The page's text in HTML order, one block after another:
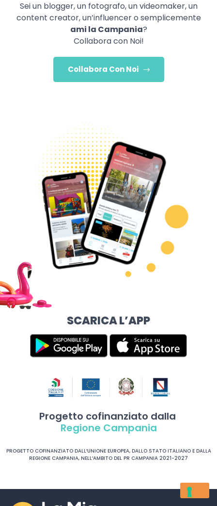
Sei un blogger, un fotografo, un videomaker, un
content creator, un’influencer o semplicemente
ami la Campania?
Collabora con Noi!
Collabora Con Noi
SCARICA L’APP
Progetto cofinanziato dalla
Regione Campania
PROGETTO COFINANZIATO DALL’UNIONE EUROPEA, DALLO STATO ITALIANO E DALLA
REGIONE CAMPANIA, NELL’AMBITO DEL PR CAMPANIA 2021-2027